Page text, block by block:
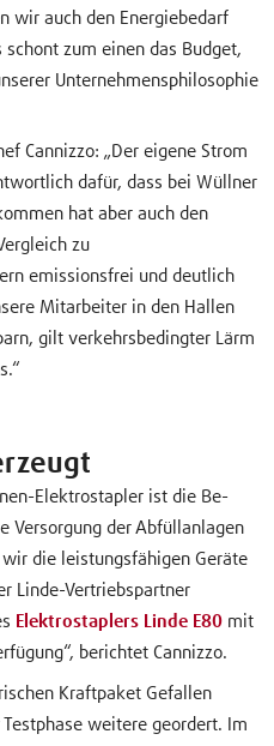
wir auch den Energiebedarf
zum einen das Budget,
Unternehmensphilosophie
Cannizzo: „Der eigene Strom
dafür, dass bei Wüllner
hat aber auch den
zu
emissionsfrei und deutlich
Mitarbeiter in den Hallen
gilt verkehrsbedingter Lärm
Elektrostapler ist die Be-
Versorgung der Abfüllanlagen
die leistungsfähigen Geräte
Linde-Vertriebspartner
Elektrostaplers Linde E80 mit
berichtet Cannizzo.
Kraftpaket Gefallen
weitere geordert. Im